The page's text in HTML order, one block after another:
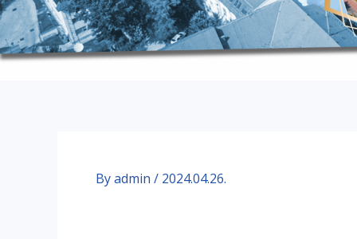
Byadmin / 2024.04.26.